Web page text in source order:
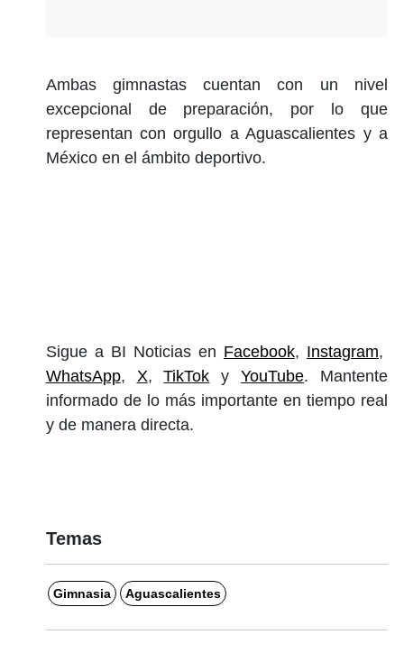
Ambas gimnastas cuentan con un nivel
excepcional de preparación, por lo que
representan con orgullo a Aguascalientes y a
México en el ámbito deportivo.
Sigue a BI Noticias en Facebook, Instagram,
WhatsApp, X,TikTok yYouTube. Mantente
informado de lo más importante en tiempo real
y de manera directa.
Temas
Gimnasia Aguascalientes